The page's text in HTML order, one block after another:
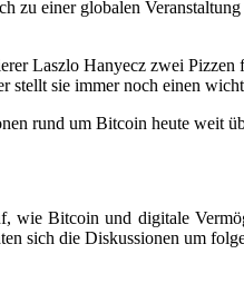
zu einer globalen
Laszlo Hanyecz zwei
sie immer noch einen
rund um Bitcoin heute weit
wie Bitcoin und digitale
sich die Diskussionen um